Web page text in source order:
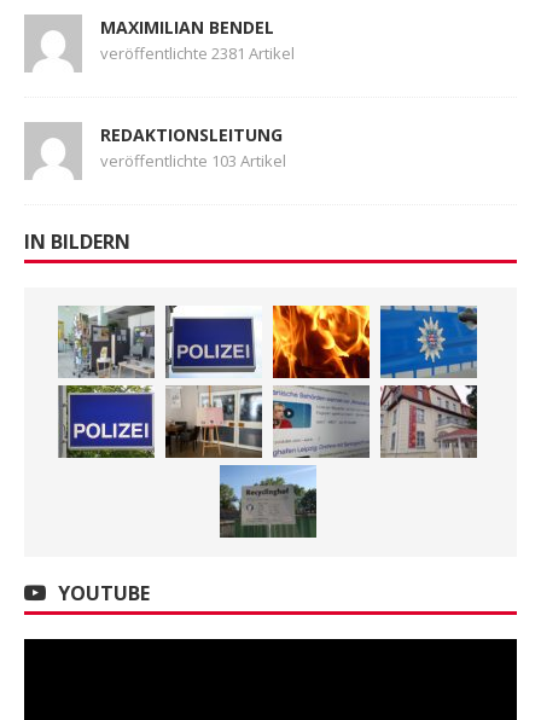
MAXIMILIAN BENDEL
veröffentlichte 2381 Artikel
REDAKTIONSLEITUNG
veröffentlichte 103 Artikel
IN BILDERN
YOUTUBE